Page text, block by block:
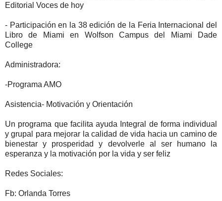
Editorial Voces de hoy
- Participación en la 38 edición de la Feria Internacional del
Libro de Miami en Wolfson Campus del Miami Dade
College
Administradora:
-Programa AMO
Asistencia- Motivación y Orientación
Un programa que facilita ayuda Integral de forma individual
y grupal para mejorar la calidad de vida hacia un camino de
bienestar y prosperidad y devolverle al ser humano la
esperanza y la motivación por la vida y ser feliz
Redes Sociales:
Fb: Orlanda Torres